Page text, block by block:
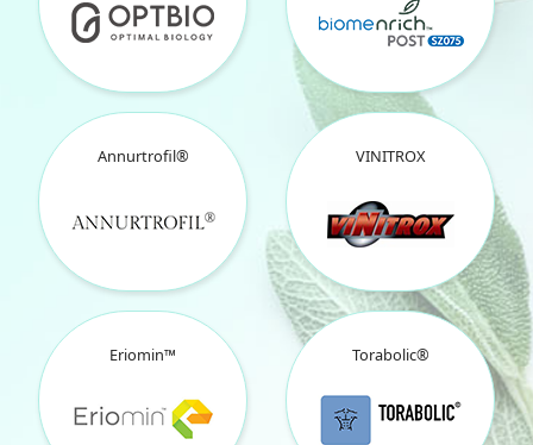
Annurtrofil® VINITROX
Eriomin™ Torabolic®